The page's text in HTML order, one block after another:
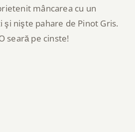
mâncarea cu un
şi nişte pahare de Pinot Gris.
seară pe cinste!